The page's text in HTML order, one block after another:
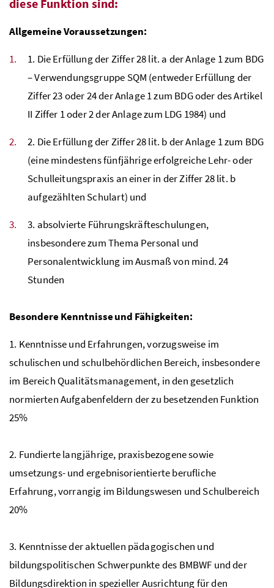
diese Funktion sind:
Allgemeine Voraussetzungen:
1. Die Erfüllung der Ziffer 28 lit. a der Anlage 1 zum BDG
– Verwendungsgruppe SQM (entweder Erfüllung der
Ziffer 23 oder 24 der Anlage 1 zum BDGoder des Artikel
II Ziffer 1 oder 2 der Anlage zum LDG 1984) und
2. Die Erfüllung der Ziffer 28 lit. b der Anlage 1 zum BDG
(eine mindestens fünfjährige erfolgreiche Lehr- oder
Schulleitungspraxis an einer in der Ziffer 28 lit. b
aufgezählten Schulart) und
3. absolvierte Führungskräfteschulungen,
insbesondere zum Thema Personal und
Personalentwicklung im Ausmaß von mind. 24
Stunden
Besondere Kenntnisse und Fähigkeiten:
1. Kenntnisse und Erfahrungen, vorzugsweise im
schulischen und schulbehördlichen Bereich, insbesondere
im Bereich Qualitätsmanagement, in den gesetzlich
normierten Aufgabenfeldern der zu besetzenden Funktion
25%
2. Fundierte langjährige, praxisbezogene sowie
umsetzungs- und ergebnisorientierte berufliche
Erfahrung, vorrangig im Bildungswesen und Schulbereich
20%
3. Kenntnisse der aktuellen pädagogischen und
bildungspolitischen Schwerpunkte des BMBWF und der
Bildungsdirektion in spezieller Ausrichtung für den